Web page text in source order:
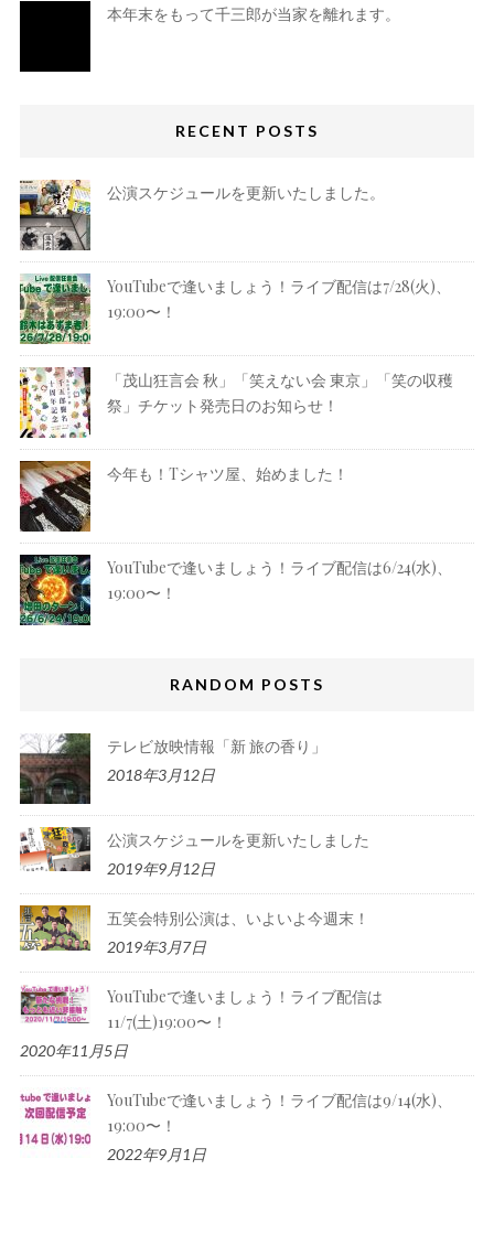
本年末をもって千三郎が当家を離れます。
RECENT POSTS
公演スケジュールを更新いたしました。
YouTubeで逢いましょう！ライブ配信は7/28(火)、
19:00〜！
「茂山狂言会 秋」「笑えない会 東京」「笑の収穫
祭」チケット発売日のお知らせ！
今年も！Tシャツ屋、始めました！
YouTubeで逢いましょう！ライブ配信は6/24(水)、
19:00〜！
RANDOM POSTS
テレビ放映情報「新 旅の香り」
2018年3月12日
公演スケジュールを更新いたしました
2019年9月12日
五笑会特別公演は、いよいよ今週末！
2019年3月7日
YouTubeで逢いましょう！ライブ配信は
11/7(土)19:00〜！
2020年11月5日
YouTubeで逢いましょう！ライブ配信は9/14(水)、
19:00〜！
2022年9月1日